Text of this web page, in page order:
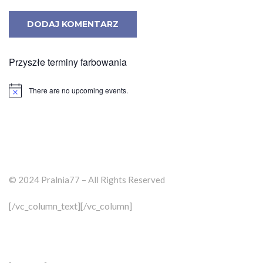
Przyszłe terminy farbowania
There are no upcoming events.
© 2024 Pralnia77 – All Rights Reserved
[/vc_column_text][/vc_column]